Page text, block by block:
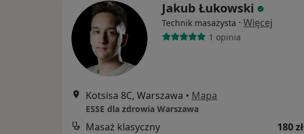
Jakub Łukowski
Technik masażysta · Więcej
1 opinia
Kotsisa 8C, Warszawa • Mapa
ESSE dla zdrowia Warszawa
Masaż klasyczny 180 zł